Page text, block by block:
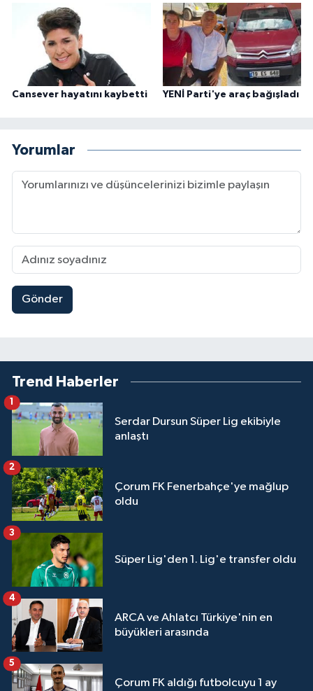
Cansever hayatını kaybetti YENİ Parti'ye araç bağışladı
Yorumlar
Gönder
Trend Haberler
Serdar Dursun Süper Lig ekibiyle
anlaştı
1
Çorum FK Fenerbahçe'ye mağlup
oldu
2
Süper Lig'den 1. Lig'e transfer oldu
3
ARCA ve Ahlatcı Türkiye'nin en
büyükleri arasında
4
Çorum FK aldığı futbolcuyu 1 ay
5